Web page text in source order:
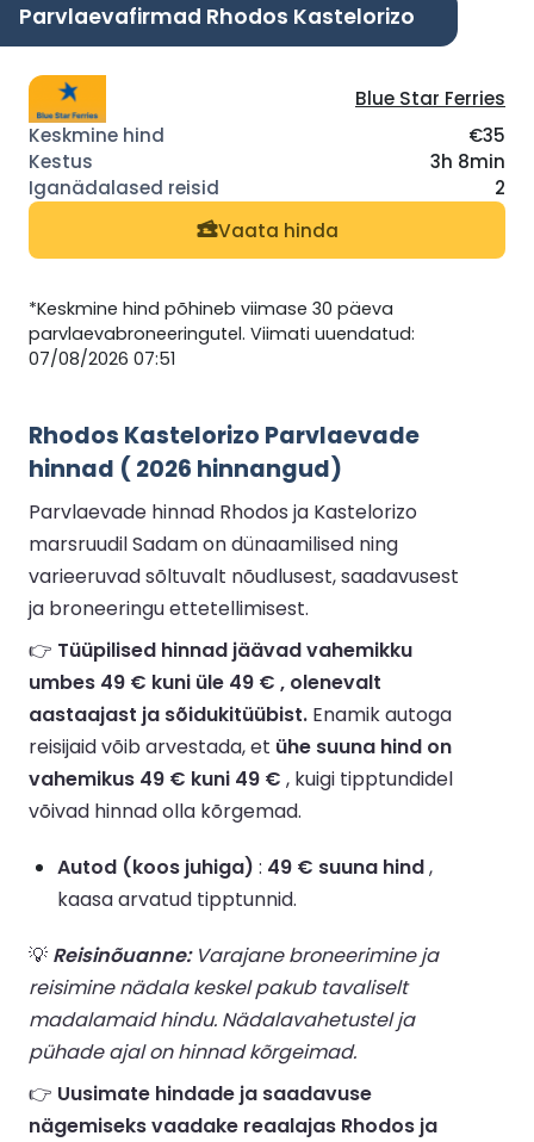
Parvlaevafirmad Rhodos Kastelorizo
Blue Star Ferries
€35
3h 8min
2
Vaata hinda
*Keskmine hind põhineb viimase 30 päeva
parvlaevabroneeringutel. Viimati uuendatud:
07/08/2026 07:51
Rhodos Kastelorizo Parvlaevade
hinnad ( 2026 hinnangud)
Parvlaevade hinnad Rhodos ja Kastelorizo
marsruudil Sadam on dünaamilised ning
varieeruvad sõltuvalt nõudlusest, saadavusest
ja broneeringu ettetellimisest.
👉 Tüüpilised hinnad jäävad vahemikku
umbes 49 € kuni üle 49 € , olenevalt
aastaajast ja sõidukitüübist. Enamik autoga
reisijaid võib arvestada, et ühe suuna hind on
vahemikus 49 € kuni 49 € , kuigi tipptundidel
võivad hinnad olla kõrgemad.
Autod (koos juhiga) : 49 € suuna hind,
kaasa arvatud tipptunnid.
💡 Reisinõuanne:Varajane broneerimine ja
reisimine nädala keskel pakub tavaliselt
madalamaid hindu. Nädalavahetustel ja
pühade ajal on hinnad kõrgeimad.
👉 Uusimate hindade ja saadavuse
nägemiseks vaadake reaalajas Rhodos ja